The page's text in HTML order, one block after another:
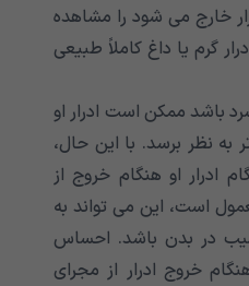
خارج می شود را مشاهده
گرم یا داغ کاملاً طبیعی
باشد ممکن است ادرار او
نظر برسد. با این حال،
ادرار او هنگام خروج از
است، این می تواند به
در بدن باشد. احساس
خروج ادرار از مجرای